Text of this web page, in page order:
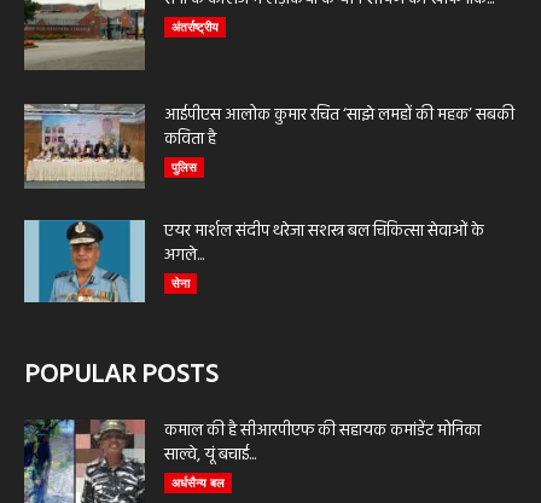
अंतर्राष्ट्रीय
आईपीएस आलोक कुमार रचित ‘साझे लमहों की महक’ सबकी
कविता है
पुलिस
एयर मार्शल संदीप थरेजा सशस्त्र बल चिकित्सा सेवाओं के
अगले...
सेना
POPULAR POSTS
कमाल की है सीआरपीएफ की सहायक कमांडेंट मोनिका
साल्वे, यूं बचाई...
अर्धसैन्य बल